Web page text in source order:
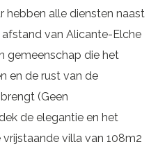
hebben alle diensten naast
van Alicante-Elche
gemeenschap die het
en de rust van de
(Geen
de elegantie en het
villa van 108m2